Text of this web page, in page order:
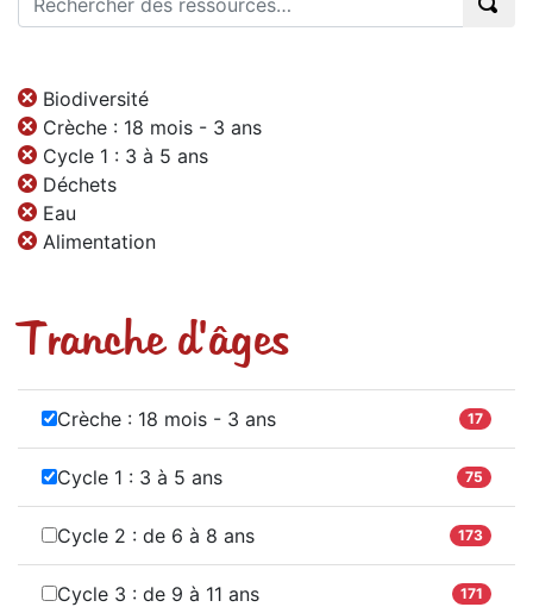
Biodiversité
Crèche : 18 mois - 3 ans
Cycle 1 : 3 à 5 ans
Déchets
Eau
Alimentation
Tranche d'âges
Crèche : 18 mois - 3 ans 17
Cycle 1 : 3 à 5 ans 75
Cycle 2 : de 6 à 8 ans 173
Cycle 3 : de 9 à 11 ans 171